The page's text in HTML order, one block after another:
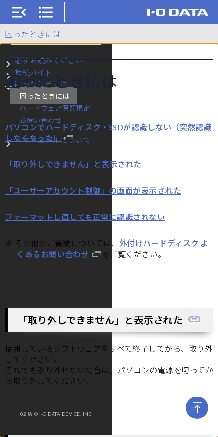
困ったときには
困ったときには
パソコンでハードディスク・SSDが認識しない（突然認識
しなくなった）
「取り外しできません」と表示された
「ユーザーアカウント制御」の画面が表示された
フォーマットし直しても正常に認識されない
※ その他のご質問については、 外付けハードディスク よ
くあるお問い合わせ
をご覧ください。
「取り外しできません」と表示された
使用しているソフトウェアをすべて終了してから、取り外
してください。
それでも取り外せない場合は、パソコンの電源を切ってか
ら取り外してください。
HDCX-UTLBシリーズ
検索
サブメニュー 必ずお読みください
必ずお読みください
サブメニュー 接続ガイド
接続ガイド
サブメニュー 困ったときには
困ったときには
困ったときには
ハードウェア保証規定
お問い合わせ
サブメニュー 本マニュアルについて
本マニュアルについて
02 版 © I-O DATA DEVICE, INC